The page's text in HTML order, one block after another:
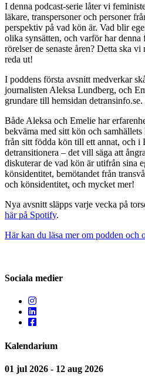
I denna podcast-serie låter vi
läkare, transpersoner och personer
perspektiv på vad kön är. Vad blir
olika synsätten, och varför har
rörelser de senaste åren? Detta ska
reda ut!
I poddens första avsnitt medverkar
journalisten Aleksa Lundberg, och
grundare till hemsidan detransinfo.se.
Både Aleksa och Emelie har
bekväma med sitt kön och
från sitt födda kön till ett annat, och i
detransitionera – det vill säga att
diskuterar de vad kön är utifrån sina
könsidentitet, bemötandet från
och könsidentitet, och mycket mer!
Nya avsnitt släpps varje vecka på
här på Spotify.
Här kan du läsa mer om podden och
Sociala medier
Kalendarium
01 jul 2026 - 12 aug 2026